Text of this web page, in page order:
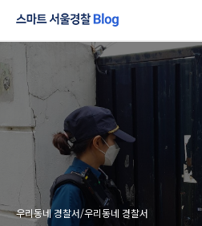
우리동네 경찰서/우리동네 경찰서